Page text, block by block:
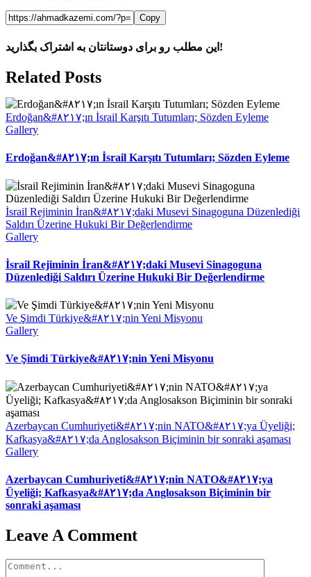
Copy
این مطلب رو برای دوستانتان به اشتراک بگذارید!
Facebook
X
Reddit
LinkedIn
WhatsApp
Telegram
Tumblr
Pinterest
Vk
Xing
Email
Related Posts
Erdoğan&#۸۲۱۷;ın İsrail Karşıtı Tutumları; Sözden Eyleme
Gallery
Erdoğan&#۸۲۱۷;ın İsrail Karşıtı Tutumları; Sözden Eyleme
İsrail Rejiminin İran&#۸۲۱۷;daki Musevi Sinagoguna Düzenlediği
Saldırı Üzerine Hukuki Bir Değerlendirme
Gallery
İsrail Rejiminin İran&#۸۲۱۷;daki Musevi Sinagoguna
Düzenlediği Saldırı Üzerine Hukuki Bir Değerlendirme
Ve Şimdi Türkiye&#۸۲۱۷;nin Yeni Misyonu
Gallery
Ve Şimdi Türkiye&#۸۲۱۷;nin Yeni Misyonu
Azerbaycan Cumhuriyeti&#۸۲۱۷;nin NATO&#۸۲۱۷;ya Üyeliği;
Kafkasya&#۸۲۱۷;da Anglosakson Biçiminin bir sonraki aşaması
Gallery
Azerbaycan Cumhuriyeti&#۸۲۱۷;nin NATO&#۸۲۱۷;ya
Üyeliği; Kafkasya&#۸۲۱۷;da Anglosakson Biçiminin bir
sonraki aşaması
Leave A Comment
Comment